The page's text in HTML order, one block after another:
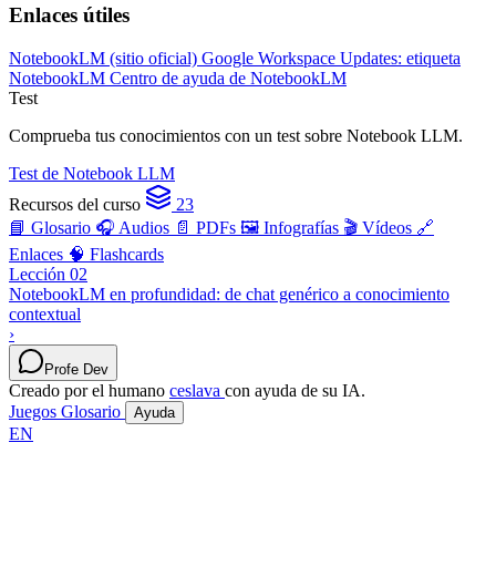
Enlaces útiles
NotebookLM (sitio oficial) Google Workspace Updates: etiqueta
NotebookLM Centro de ayuda de NotebookLM
Test
Comprueba tus conocimientos con un test sobre Notebook LLM.
Test de Notebook LLM
Recursos del curso
23
📘 Glosario 🎧 Audios 📄 PDFs 🖼️ Infografías 🎬 Vídeos 🔗
Enlaces 🧠 Flashcards
Lección 02
NotebookLM en profundidad: de chat genérico a conocimiento
contextual
›
Profe Dev
Creado por el humano ceslava con ayuda de su IA.
Juegos Glosario Ayuda
EN